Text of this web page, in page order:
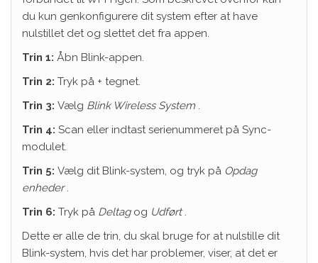
du kun genkonfigurere dit system efter at have
nulstillet det og slettet det fra appen.
Trin 1: Åbn Blink-appen.
Trin 2: Tryk på + tegnet.
Trin 3: Vælg Blink Wireless System .
Trin 4: Scan eller indtast serienummeret på Sync-
modulet.
Trin 5: Vælg dit Blink-system, og tryk på Opdag
enheder.
Trin 6: Tryk på Deltagog Udført.
Dette er alle de trin, du skal bruge for at nulstille dit
Blink-system, hvis det har problemer, viser, at det er